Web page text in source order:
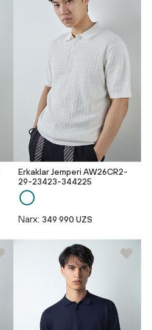
Erkaklar Jemperi AW26CR2-
29-23423-344225
Narx: 349 990 UZS